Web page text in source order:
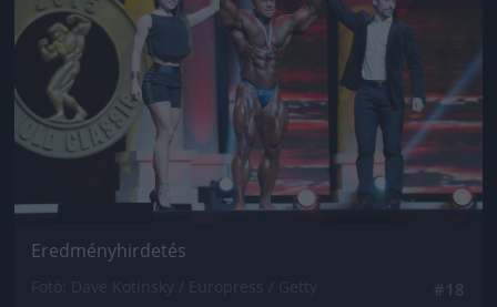
Eredményhirdetés